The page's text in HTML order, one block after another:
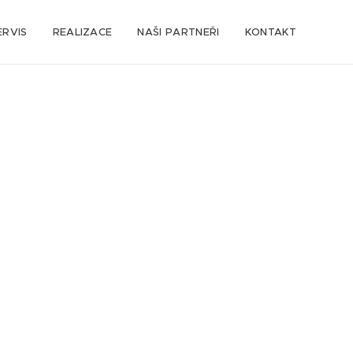
REALIZACE NAŠI PARTNEŘI KONTAKT